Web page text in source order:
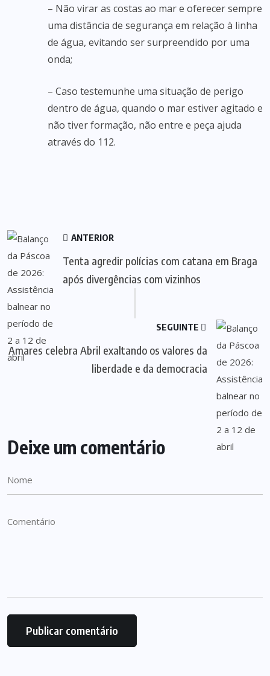
– Não virar as costas ao mar e oferecer sempre
uma distância de segurança em relação à linha
de água, evitando ser surpreendido por uma
onda;
– Caso testemunhe uma situação de perigo
dentro de água, quando o mar estiver agitado e
não tiver formação, não entre e peça ajuda
através do 112. ​
ANTERIOR
Tenta agredir polícias com catana em Braga
após divergências com vizinhos
SEGUINTE
Amares celebra Abril exaltando os valores da
liberdade e da democracia
Deixe um comentário